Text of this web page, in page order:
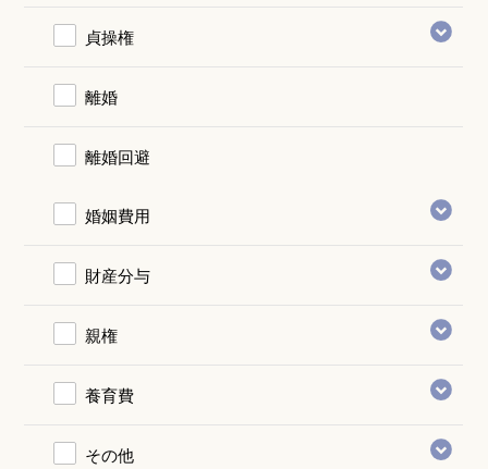
貞操権
離婚
離婚回避
婚姻費用
財産分与
親権
養育費
その他